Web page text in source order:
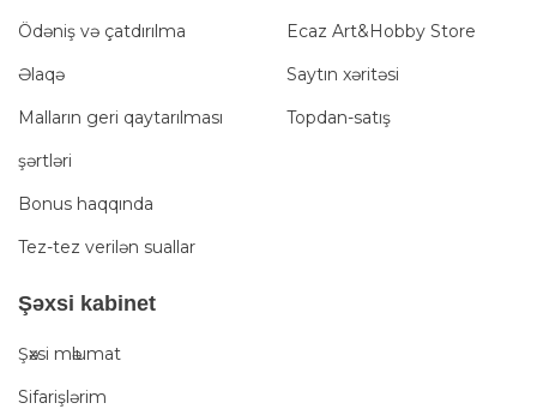
Ödəniş və çatdırılma
Əlaqə
Malların geri qaytarılması
şərtləri
Bonus haqqında
Tez-tez verilən suallar
Ecaz Art&Hobby Store
Saytın xəritəsi
Topdan-satış
Şәxsi kabinet
Şәxsi mәlumat
Sifarişlərim